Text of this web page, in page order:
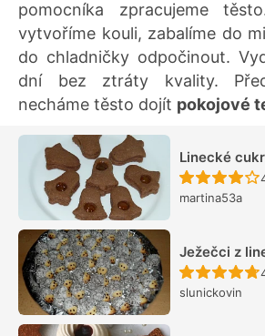
pomocníka zpracujeme
vytvoříme kouli, zabalíme do
do chladničky odpočinout.
dní bez ztráty kvality.
necháme těsto dojít pokojové
Linecké
martina53a
Ježečci z
slunickovin